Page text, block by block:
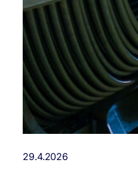
29.4.2026